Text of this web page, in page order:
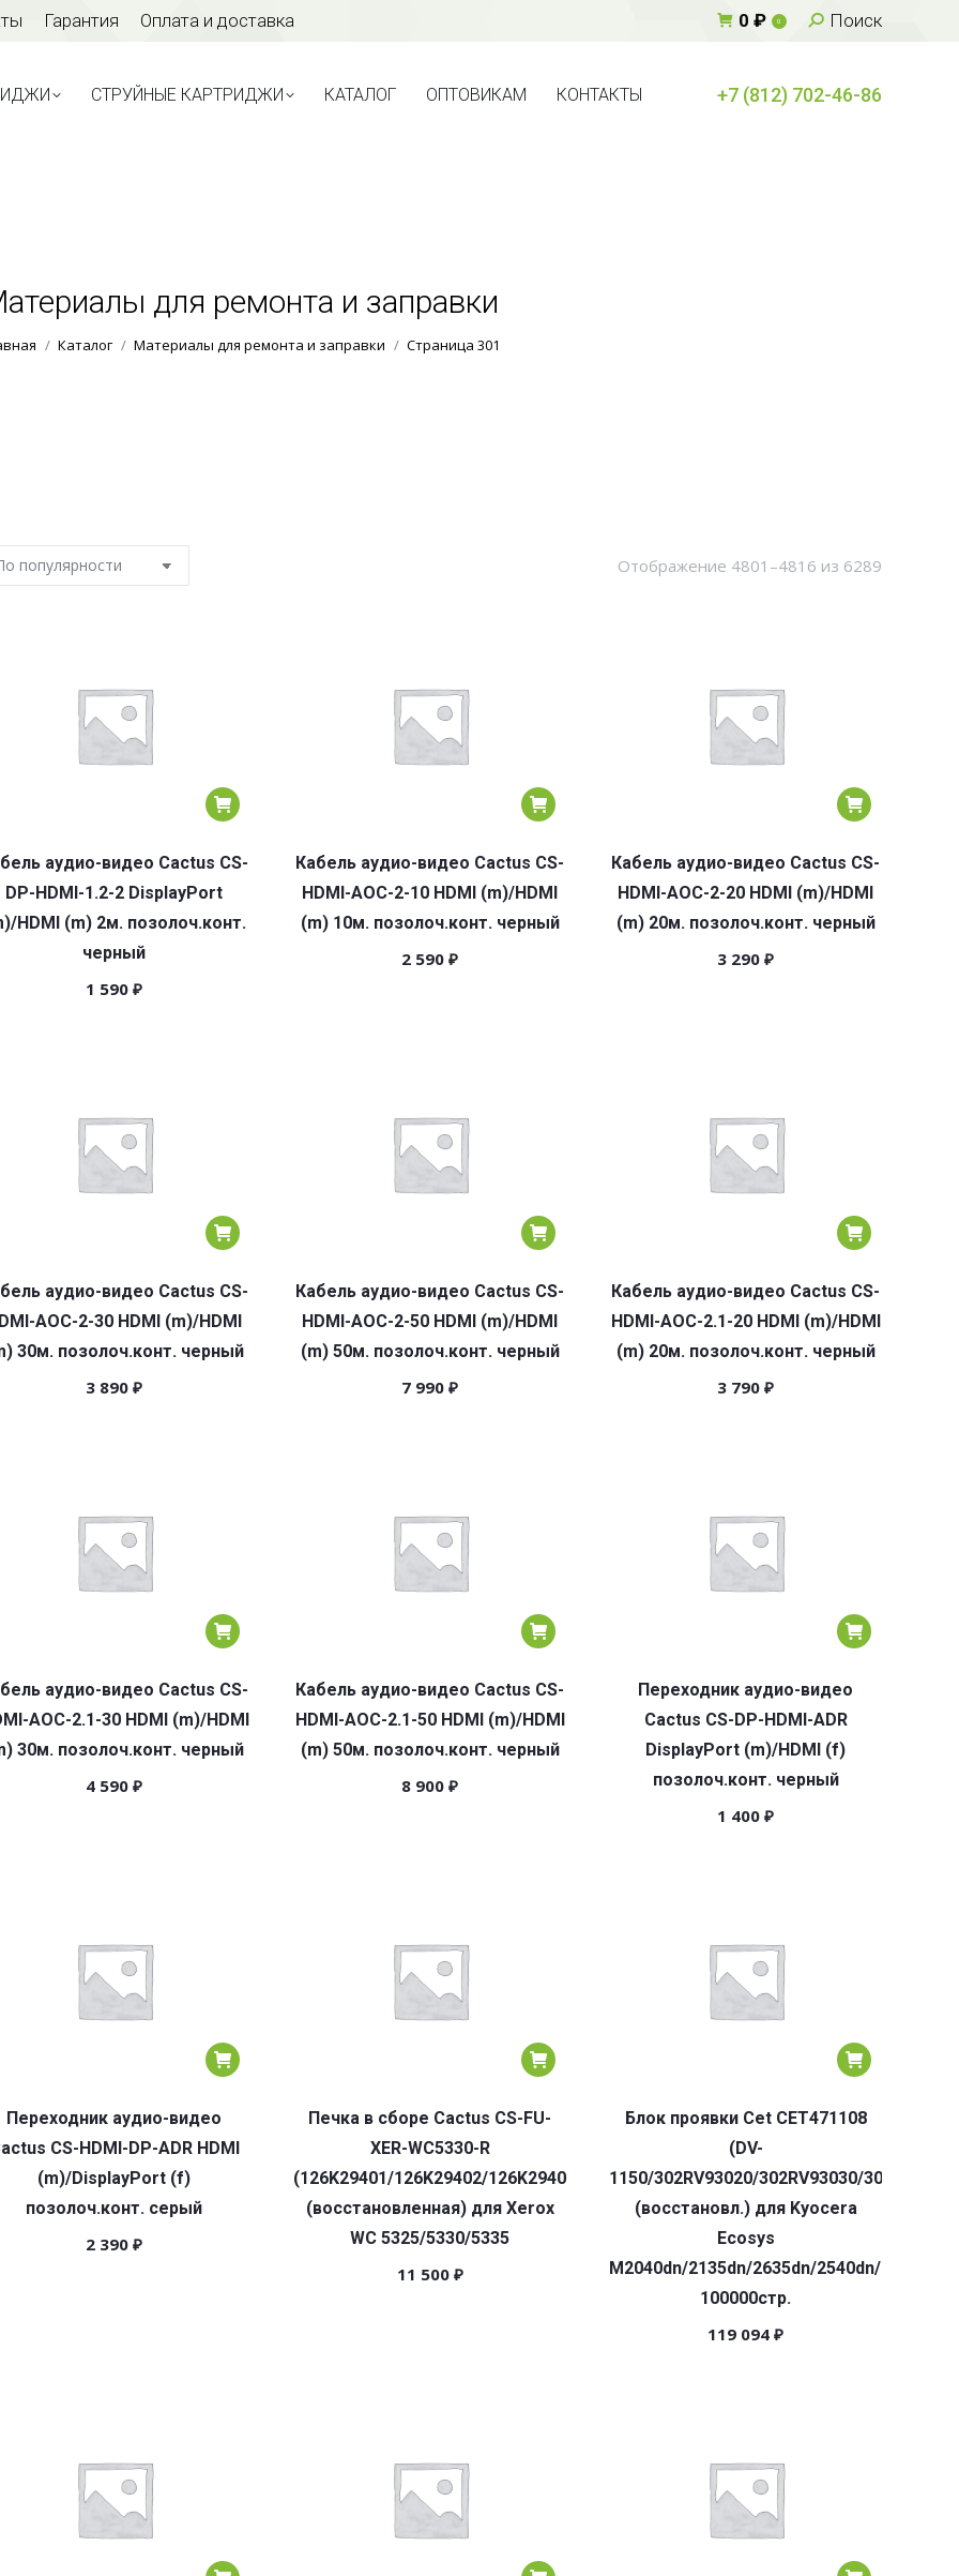
Гарантия Оплата и доставка 0 ₽ 0 Поиск:
Поиск
СТРУЙНЫЕ КАРТРИДЖИ КАТАЛОГ ОПТОВИКАМ КОНТАКТЫ +7 (812) 702-46-86
для ремонта и заправки
Вы здесь:
Каталог Материалы для ремонта и заправки Страница 301
Отображение 4801–4816 из 6289
аудио-видео Cactus CS-
DP-HDMI-1.2-2 DisplayPort
HDMI (m) 2м. позолоч.конт.
черный
1 590 ₽
Кабель аудио-видео Cactus CS-
HDMI-AOC-2-10 HDMI (m)/HDMI
(m) 10м. позолоч.конт. черный
2 590 ₽
Кабель аудио-видео Cactus CS-
HDMI-AOC-2-20 HDMI (m)/HDMI
(m) 20м. позолоч.конт. черный
3 290 ₽
аудио-видео Cactus CS-
AOC-2-30 HDMI (m)/HDMI
30м. позолоч.конт. черный
3 890 ₽
Кабель аудио-видео Cactus CS-
HDMI-AOC-2-50 HDMI (m)/HDMI
(m) 50м. позолоч.конт. черный
7 990 ₽
Кабель аудио-видео Cactus CS-
HDMI-AOC-2.1-20 HDMI (m)/HDMI
(m) 20м. позолоч.конт. черный
3 790 ₽
аудио-видео Cactus CS-
AOC-2.1-30 HDMI (m)/HDMI
30м. позолоч.конт. черный
4 590 ₽
Кабель аудио-видео Cactus CS-
HDMI-AOC-2.1-50 HDMI (m)/HDMI
(m) 50м. позолоч.конт. черный
8 900 ₽
Переходник аудио-видео
Cactus CS-DP-HDMI-ADR
DisplayPort (m)/HDMI (f)
позолоч.конт. черный
1 400 ₽
Переходник аудио-видео
CS-HDMI-DP-ADR HDMI
(m)/DisplayPort (f)
позолоч.конт. серый
2 390 ₽
Печка в сборе Cactus CS-FU-
XER-WC5330-R
(126K29401/126K29402/126K29404/126K29403/641S00947)
(восстановленная) для Xerox
WC 5325/5330/5335
11 500 ₽
Блок проявки Cet CET471108
(DV-
1150/302RV93020/302RV93030/
(восстановл.) для Kyocera
Ecosys
M2040dn/2135dn/2635dn/2540dn/2640idw/
100000стр.
119 094 ₽